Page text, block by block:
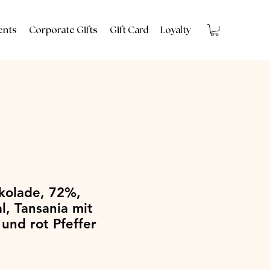
Corporate Gifts Gift Card Loyalty
72%,
Tansania mit
rot Pfeffer